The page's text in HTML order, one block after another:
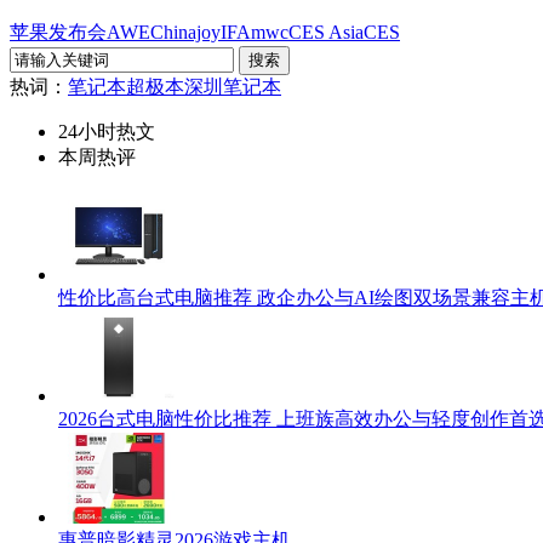
苹果发布会AWEChinajoyIFAmwcCES AsiaCES
热词： 笔记本超极本深圳笔记本
24小时热文
本周热评
性价比高台式电脑推荐 政企办公与AI绘图双场景兼容主
2026台式电脑性价比推荐 上班族高效办公与轻度创作首